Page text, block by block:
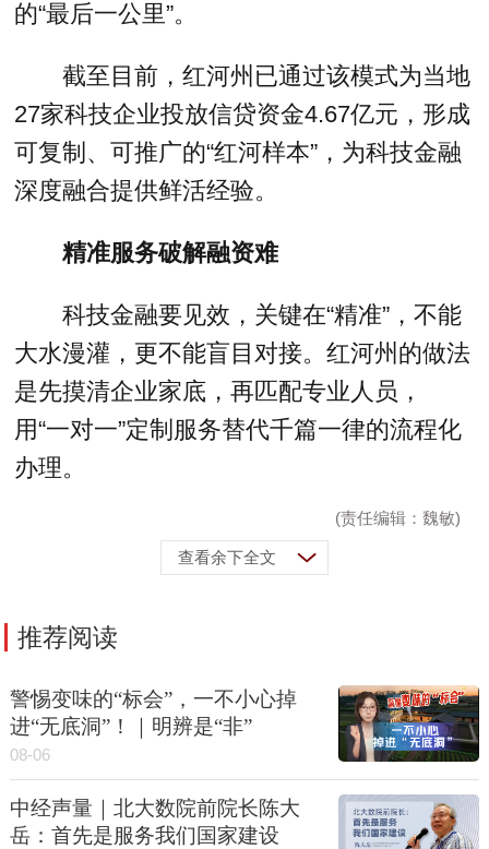
的“最后一公里”。
截至目前，红河州已通过该模式为当地
27家科技企业投放信贷资金4.67亿元，形成
可复制、可推广的“红河样本”，为科技金融
深度融合提供鲜活经验。
精准服务破解融资难
科技金融要见效，关键在“精准”，不能
大水漫灌，更不能盲目对接。红河州的做法
是先摸清企业家底，再匹配专业人员，
用“一对一”定制服务替代千篇一律的流程化
办理。
(责任编辑：魏敏)
查看余下全文
推荐阅读
警惕变味的“标会”，一不小心掉
进“无底洞”！｜明辨是“非”
08-06
中经声量｜北大数院前院长陈大
岳：首先是服务我们国家建设